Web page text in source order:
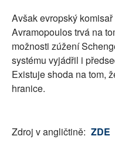
Avšak evropský
Avramopoulos trvá na
možnosti zúžení
systému vyjádřil i
Existuje shoda na tom,
hranice.
Zdroj v angličtině: ZDE